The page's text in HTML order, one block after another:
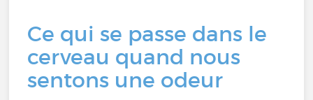
Ce qui se passe dans le
cerveau quand nous
sentons une odeur